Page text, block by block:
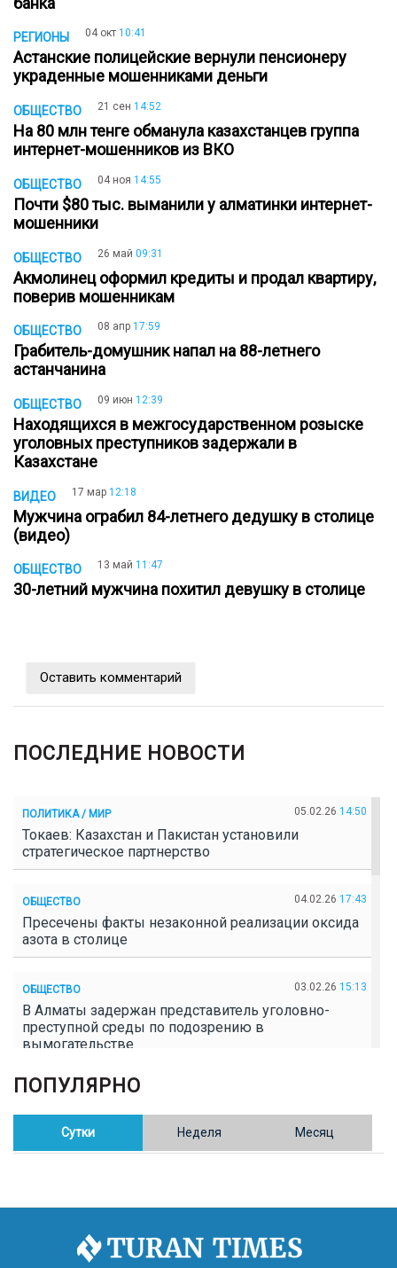
РЕГИОНЫ 04 окт 10:41
Астанские полицейские вернули пенсионеру
украденные мошенниками деньги
ОБЩЕСТВО 21 сен 14:52
На 80 млн тенге обманула казахстанцев группа
интернет-мошенников из ВКО
ОБЩЕСТВО 04 ноя 14:55
Почти $80 тыс. выманили у алматинки интернет-
мошенники
ОБЩЕСТВО 26 май 09:31
Акмолинец оформил кредиты и продал квартиру,
поверив мошенникам
ОБЩЕСТВО 08 апр 17:59
Грабитель-домушник напал на 88-летнего
астанчанина
ОБЩЕСТВО 09 июн 12:39
Находящихся в межгосударственном розыске
уголовных преступников задержали в
Казахстане
ВИДЕО 17 мар 12:18
Мужчина ограбил 84-летнего дедушку в столице
(видео)
ОБЩЕСТВО 13 май 11:47
30-летний мужчина похитил девушку в столице
Оставить комментарий
ПОСЛЕДНИЕ НОВОСТИ
ПОЛИТИКА / МИР 05.02.26 14:50
Токаев: Казахстан и Пакистан установили
стратегическое партнерство
ОБЩЕСТВО 04.02.26 17:43
Пресечены факты незаконной реализации оксида
азота в столице
ОБЩЕСТВО 03.02.26 15:13
В Алматы задержан представитель уголовно-
преступной среды по подозрению в
вымогательстве
ОБЩЕСТВО
Полицейские пресекли незаконное выращивание
конопли в Таразе
Казахстан возглавил Договор о зоне, свободной от
ПОПУЛЯРНО
Сутки Неделя Месяц